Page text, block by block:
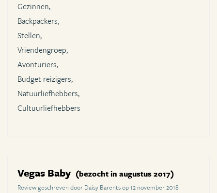
Gezinnen,
Backpackers,
Stellen,
Vriendengroep,
Avonturiers,
Budget reizigers,
Natuurliefhebbers,
Cultuurliefhebbers
Vegas Baby (bezocht in augustus 2017)
Review geschreven door Daisy Barents op 12 november 2018